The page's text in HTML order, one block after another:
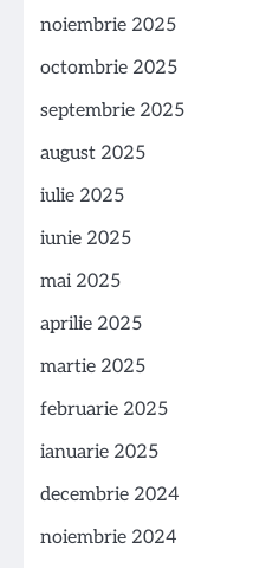
noiembrie 2025
octombrie 2025
septembrie 2025
august 2025
iulie 2025
iunie 2025
mai 2025
aprilie 2025
martie 2025
februarie 2025
ianuarie 2025
decembrie 2024
noiembrie 2024